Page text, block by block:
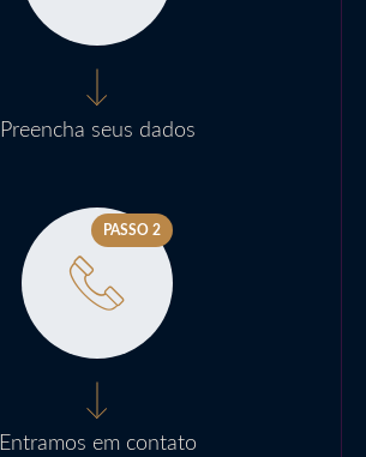
Preencha seus dados
PASSO 2
Entramos em contato